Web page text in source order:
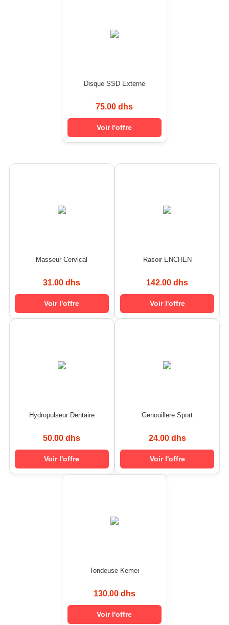
Disque SSD Externe
75.00 dhs
Voir l'offre
Masseur Cervical
31.00 dhs
Voir l'offre
Rasoir ENCHEN
142.00 dhs
Voir l'offre
Hydropulseur Dentaire
50.00 dhs
Voir l'offre
Genouillere Sport
24.00 dhs
Voir l'offre
Tondeuse Kemei
130.00 dhs
Voir l'offre